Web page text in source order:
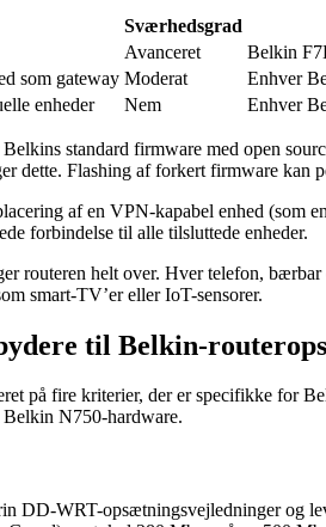
Sværhedsgrad
Avanceret
Belkin
som gateway Moderat
Enhver
enheder
Nem Enhver
Belkins standard firmware med open
dette. Flashing af forkert firmware kan
af en VPN-kapabel enhed (som
forbindelse til alle tilsluttede enheder.
routeren helt over. Hver telefon,
smart-TV’er eller IoT-sensorer.
til Belkin-
på fire kriterier, der er specifikke for
Belkin N750-hardware.
DD-WRT-opsætningsvejledninger og